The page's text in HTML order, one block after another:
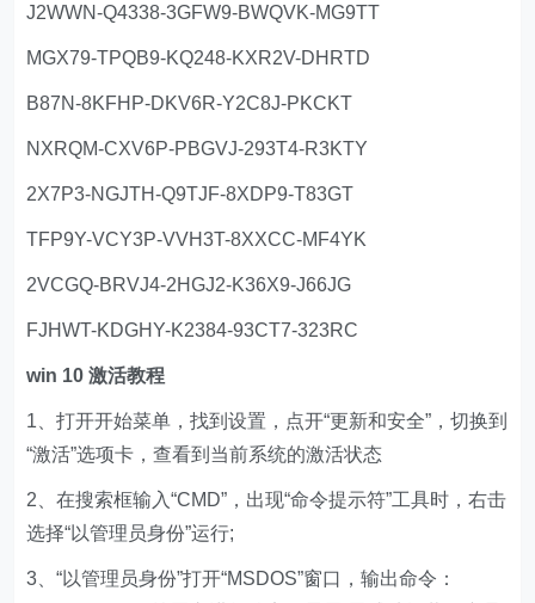
J2WWN-Q4338-3GFW9-BWQVK-MG9TT
MGX79-TPQB9-KQ248-KXR2V-DHRTD
B87N-8KFHP-DKV6R-Y2C8J-PKCKT
NXRQM-CXV6P-PBGVJ-293T4-R3KTY
2X7P3-NGJTH-Q9TJF-8XDP9-T83GT
TFP9Y-VCY3P-VVH3T-8XXCC-MF4YK
2VCGQ-BRVJ4-2HGJ2-K36X9-J66JG
FJHWT-KDGHY-K2384-93CT7-323RC
win 10 激活教程
1、打开开始菜单，找到设置，点开“更新和安全”，切换到
“激活”选项卡，查看到当前系统的激活状态
2、在搜索框输入“CMD”，出现“命令提示符”工具时，右击
选择“以管理员身份”运行;
3、“以管理员身份”打开“MSDOS”窗口，输出命令：